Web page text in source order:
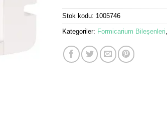
Stok kodu: 1005746
Kategoriler: Formicarium Bileşenleri,